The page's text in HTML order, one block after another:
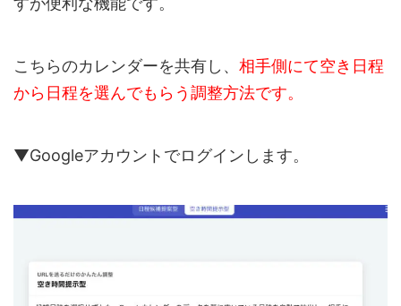
こちらのカレンダーを共有し、 相手側にて空き日程
から日程を選んでもらう調整方法です。
▼Googleアカウントでログインします。